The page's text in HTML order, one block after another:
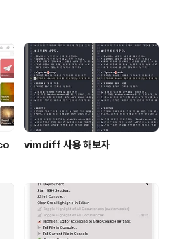
다. ConEmu 설정
우용 터미널 ConE
Cmder와 같아서 다
다른 console의 경
vimdiff 사용 해보자